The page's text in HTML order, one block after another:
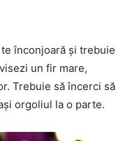
înconjoară și trebuie
un fir mare,
Trebuie să încerci să
orgoliul la o parte.